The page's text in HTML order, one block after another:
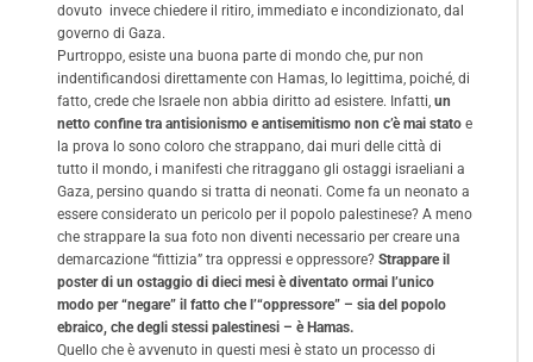
dovuto invece chiedere il ritiro, immediato e incondizionato, dal
governo di Gaza.
Purtroppo, esiste una buona parte di mondo che, pur non
indentificandosi direttamente con Hamas, lo legittima, poiché, di
fatto, crede che Israele non abbia diritto ad esistere. Infatti, un
netto confine tra antisionismo e antisemitismo non c’è mai stato e
la prova lo sono coloro che strappano, dai muri delle città di
tutto il mondo, i manifesti che ritraggano gli ostaggi israeliani a
Gaza, persino quando si tratta di neonati. Come fa un neonato a
essere considerato un pericolo per il popolo palestinese? A meno
che strappare la sua foto non diventi necessario per creare una
demarcazione “fittizia” tra oppressi e oppressore? Strappare il
poster di un ostaggio di dieci mesi è diventato ormai l’unico
modo per “negare” il fatto che l’“oppressore” – sia del popolo
ebraico, che degli stessi palestinesi – è Hamas.
Quello che è avvenuto in questi mesi è stato un processo di